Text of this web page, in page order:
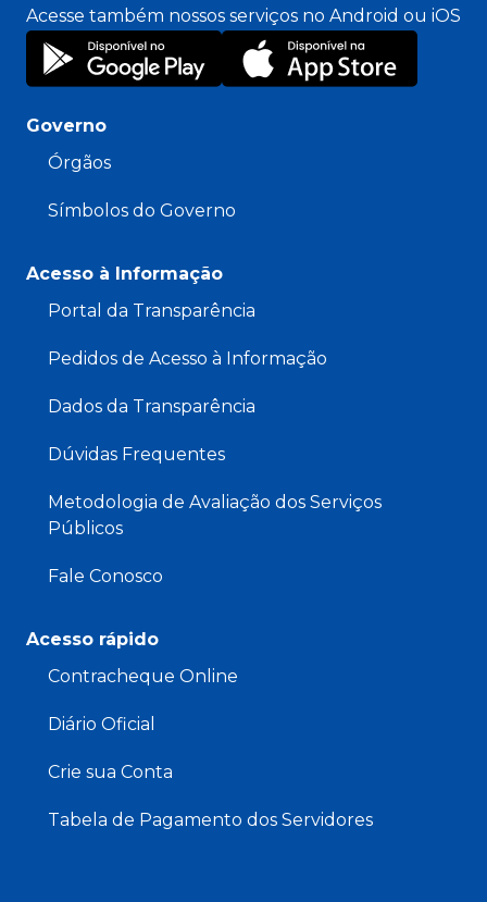
Acesse também nossos serviços no Android ou iOS
Governo
Órgãos
Símbolos do Governo
Acesso à Informação
Portal da Transparência
Pedidos de Acesso à Informação
Dados da Transparência
Dúvidas Frequentes
Metodologia de Avaliação dos Serviços
Públicos
Fale Conosco
Acesso rápido
Contracheque Online
Diário Oficial
Crie sua Conta
Tabela de Pagamento dos Servidores